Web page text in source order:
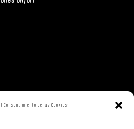
Consentimiento de las Cookies